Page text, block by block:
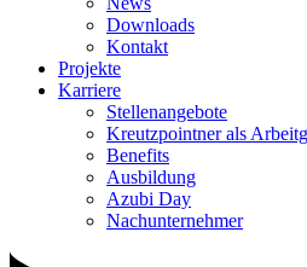
Downloads
Kontakt
Projekte
Karriere
Stellenangebote
Kreutzpointner als
Benefits
Ausbildung
Azubi Day
Nachunternehmer